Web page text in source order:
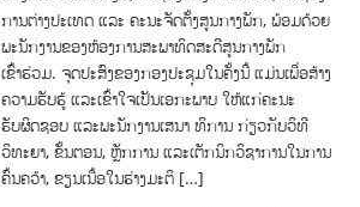
ການຕ່າງປະເທດ ແລະ ຄະນະຈັດຕັ້ງສູນກາງພັກ, ພ້ອມດ້ວຍ
ພະນັກງານຂອງຫ້ອງການສະພາທິດສະດີສູນກາງພັກ
ເຂົ້າຮ່ວມ. ຈຸດປະສົງຂອງກອງປະຊຸມໃນຄັ້ງນີ້ ແມ່ນເພື່ອສ້າງ
ຄວາມຮັບຮູ້ ແລະເຂົ້າໃຈເປັນເອກະພາບ ໃຫ້ແກ່ຄະນະ
ຮັບຜິດຊອບ ແລະພະນັກງານເສນາ ທິການ ກ່ຽວກັບວິທີ
ວິທະຍາ, ຂັ້ນຕອນ, ຫຼັກການ ແລະເຕັກນິກວິຊາການໃນການ
ຄົ້ນຄວ້າ, ຂຽນເນື້ອໃນຮ່າງມະຕິ […]